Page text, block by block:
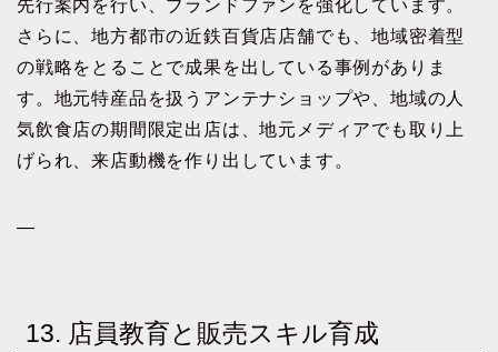
先行案内を行い、ブランドファンを強化しています。
さらに、地方都市の近鉄百貨店店舗でも、地域密着型
の戦略をとることで成果を出している事例がありま
す。地元特産品を扱うアンテナショップや、地域の人
気飲食店の期間限定出店は、地元メディアでも取り上
げられ、来店動機を作り出しています。
—
13. 店員教育と販売スキル育成